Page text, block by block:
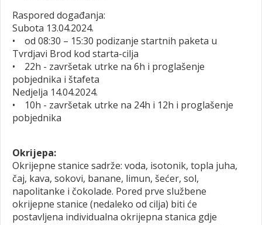
Raspored događanja:
Subota 13.04.2024.
• od 08:30 – 15:30 podizanje startnih paketa u
Tvrdjavi Brod kod starta-cilja
• 22h - završetak utrke na 6h i proglašenje
pobjednika i štafeta
Nedjelja 14.04.2024.
• 10h - završetak utrke na 24h i 12h i proglašenje
pobjednika
Okrijepa:
Okrijepne stanice sadrže: voda, isotonik, topla juha,
čaj, kava, sokovi, banane, limun, šećer, sol,
napolitanke i čokolade. Pored prve službene
okrijepne stanice (nedaleko od cilja) biti će
postavljena individualna okrijepna stanica gdje